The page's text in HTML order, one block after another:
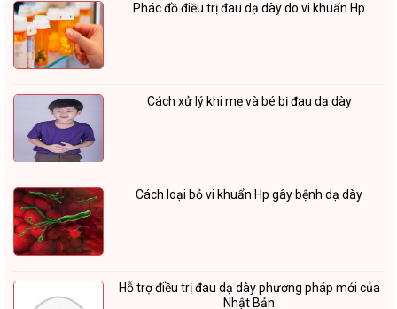
Phác đồ điều trị đau dạ dày do vi khuẩn Hp
Cách xử lý khi mẹ và bé bị đau dạ dày
Cách loại bỏ vi khuẩn Hp gây bệnh dạ dày
Hỗ trợ điều trị đau dạ dày phương pháp mới của
Nhật Bản